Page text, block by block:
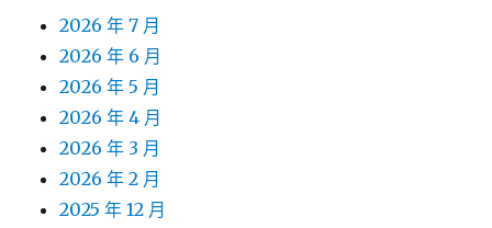
2026 年 7 月
2026 年 6 月
2026 年 5 月
2026 年 4 月
2026 年 3 月
2026 年 2 月
2025 年 12 月